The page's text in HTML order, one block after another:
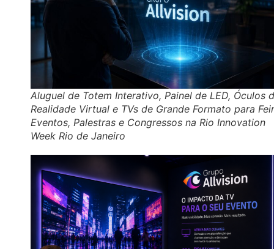
Aluguel de Totem Interativo, Painel de LED, Óculos
Realidade Virtual e TVs de Grande Formato para
Eventos, Palestras e Congressos na Rio Innovation
Week Rio de Janeiro